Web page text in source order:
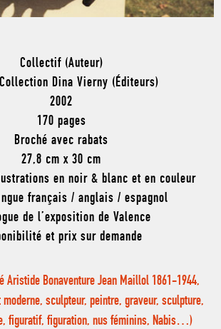
Collectif (Auteur)
Dina Vierny (Éditeurs)
2002
170 pages
Broché avec rabats
27,8 cm x 30 cm
en noir & blanc et en couleur
français / anglais / espagnol
de l’exposition de Valence
et prix sur demande
Aristide Bonaventure Jean Maillol 1861-1944,
sculpteur, peintre, graveur, sculpture,
figuratif, figuration, nus féminins, Nabis…)